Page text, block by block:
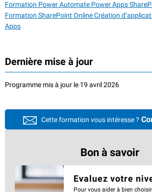
Formation Power Automate Power Apps
Formation SharePoint Online Création
Apps
Dernière mise à jour
Programme mis à jour le 19 avril 2026
Cette formation vous intéresse ?
Bon à savoir
Evaluez votre
Pour vous aider à bien